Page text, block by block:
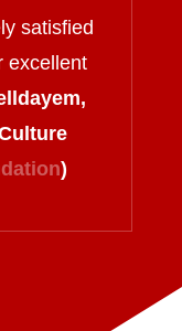
satisfied
excellent
)